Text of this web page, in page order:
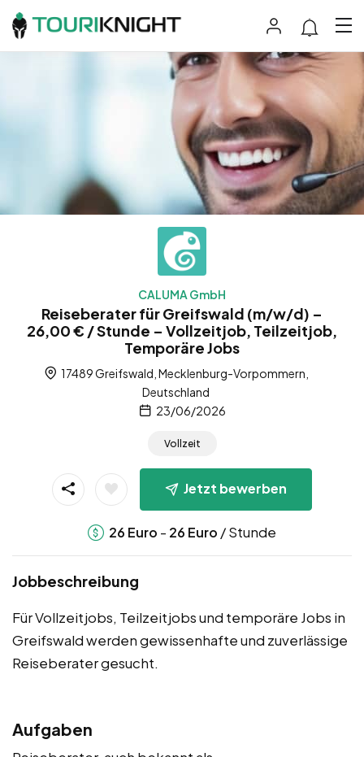
CALUMA GmbH
Reiseberater für Greifswald (m/w/d) –
26,00 € / Stunde – Vollzeitjob, Teilzeitjob,
Temporäre Jobs
17489 Greifswald, Mecklenburg-Vorpommern,
Deutschland
23/06/2026
Vollzeit
Jetzt bewerben
26 Euro - 26 Euro / Stunde
Jobbeschreibung
Für Vollzeitjobs, Teilzeitjobs und temporäre Jobs in
Greifswald werden gewissenhafte und zuverlässige
Reiseberater gesucht.
Aufgaben